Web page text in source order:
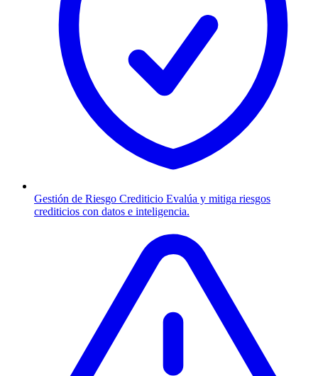
Gestión de Riesgo Crediticio Evalúa y mitiga riesgos
crediticios con datos e inteligencia.